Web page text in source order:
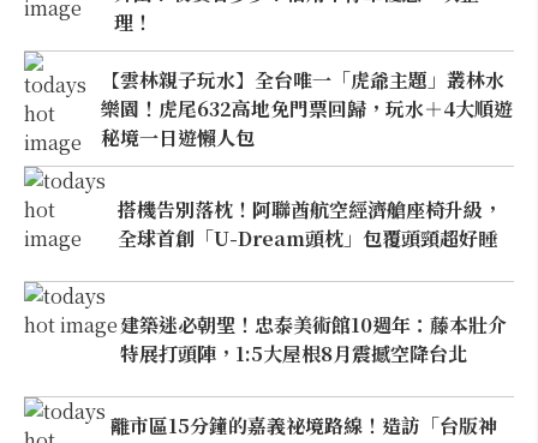
理！
【雲林親子玩水】全台唯一「虎爺主題」叢林水
樂園！虎尾632高地免門票回歸，玩水＋4大順遊
秘境一日遊懶人包
搭機告別落枕！阿聯酋航空經濟艙座椅升級，
全球首創「U-Dream頭枕」包覆頭頸超好睡
建築迷必朝聖！忠泰美術館10週年：藤本壯介
特展打頭陣，1:5大屋根8月震撼空降台北
離市區15分鐘的嘉義祕境路線！造訪「台版神